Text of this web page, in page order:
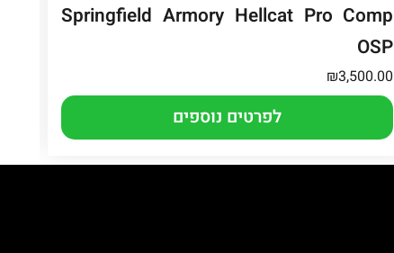
Springfield Armory Hellcat Pro Comp
OSP
₪3,500.00
לפרטים נוספים